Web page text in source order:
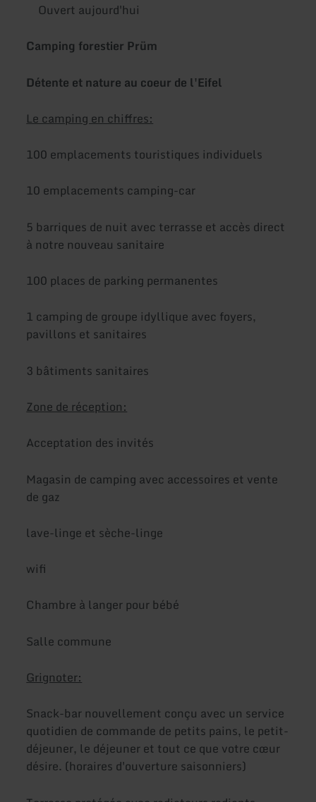
Ouvert aujourd'hui
Camping forestier Prüm
Détente et nature au coeur de l'Eifel
Le camping en chiffres:
100 emplacements touristiques individuels
10 emplacements camping-car
5 barriques de nuit avec terrasse et accès direct
à notre nouveau sanitaire
100 places de parking permanentes
1 camping de groupe idyllique avec foyers,
pavillons et sanitaires
3 bâtiments sanitaires
Zone de réception:
Acceptation des invités
Magasin de camping avec accessoires et vente
de gaz
lave-linge et sèche-linge
wifi
Chambre à langer pour bébé
Salle commune
Grignoter:
Snack-bar nouvellement conçu avec un service
quotidien de commande de petits pains, le petit-
déjeuner, le déjeuner et tout ce que votre cœur
désire. (horaires d'ouverture saisonniers)